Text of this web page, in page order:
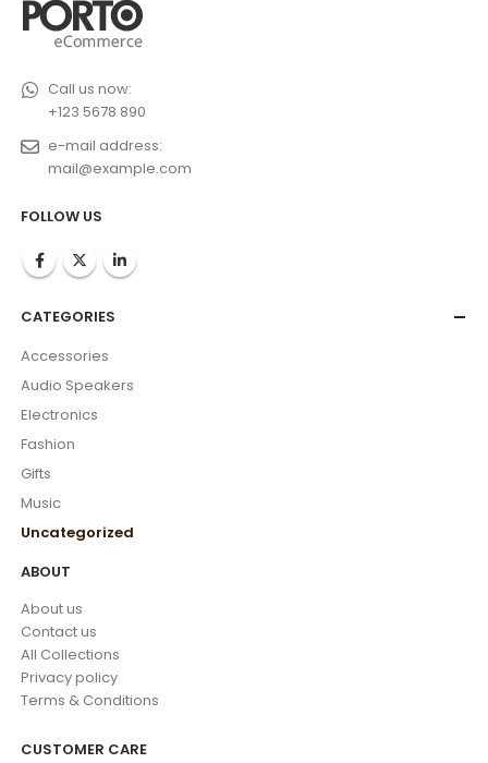
Call us now:
+123 5678 890
e-mail address:
mail@example.com
FOLLOW US
CATEGORIES
Accessories
Audio Speakers
Electronics
Fashion
Gifts
Music
Uncategorized
ABOUT
About us
Contact us
All Collections
Privacy policy
Terms & Conditions
CUSTOMER CARE